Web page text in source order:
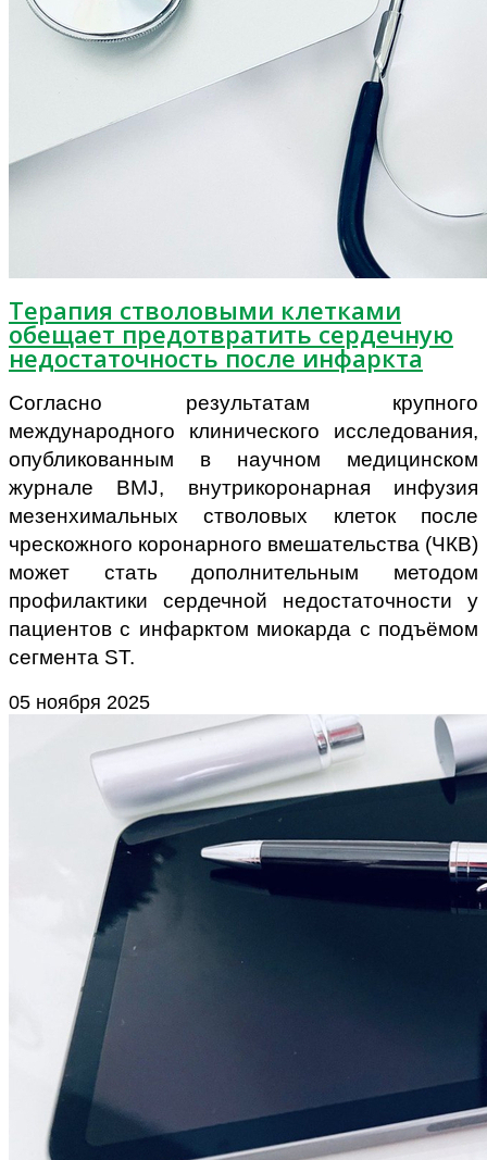
Терапия стволовыми клетками
обещает предотвратить сердечную
недостаточность после инфаркта
Согласно результатам крупного
международного клинического исследования,
опубликованным в научном медицинском
журнале BMJ, внутрикоронарная инфузия
мезенхимальных стволовых клеток после
чрескожного коронарного вмешательства (ЧКВ)
может стать дополнительным методом
профилактики сердечной недостаточности у
пациентов с инфарктом миокарда с подъёмом
сегмента ST.
05 ноября 2025